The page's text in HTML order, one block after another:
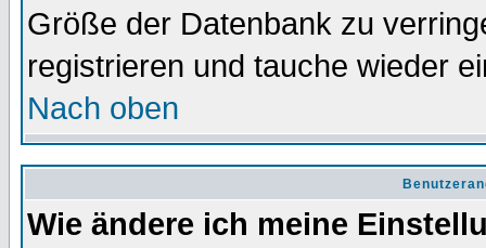
Größe der Datenbank zu
registrieren und tauche wieder
Nach oben
Wie ändere ich meine